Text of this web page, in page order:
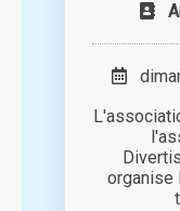
organise